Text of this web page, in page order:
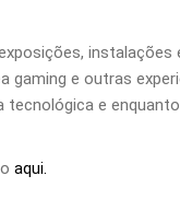
gaming e outras
e
aqui.